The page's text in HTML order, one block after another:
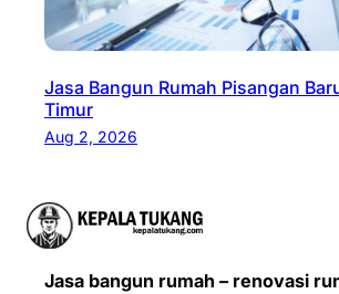
Jasa Bangun Rumah Pisangan
Timur
Aug 2, 2026
Jasa bangun rumah – renovasi